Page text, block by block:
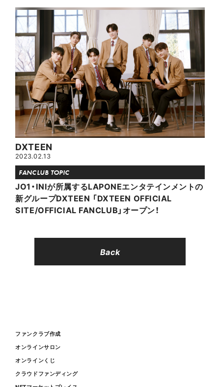
DXTEEN
2023.02.13
FANCLUB TOPIC
JO1・INIが所属するLAPONEエンタテインメントの
新グループDXTEEN 「DXTEEN OFFICIAL
SITE/OFFICIAL FANCLUB」オープン！
Back
ファンクラブ作成
オンラインサロン
オンラインくじ
クラウドファンディング